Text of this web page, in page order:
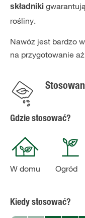
składniki
rośliny.
Nawóz jest bardzo
na przygotowanie
Gdzie stosować?
W domu Ogród
Kiedy stosować?